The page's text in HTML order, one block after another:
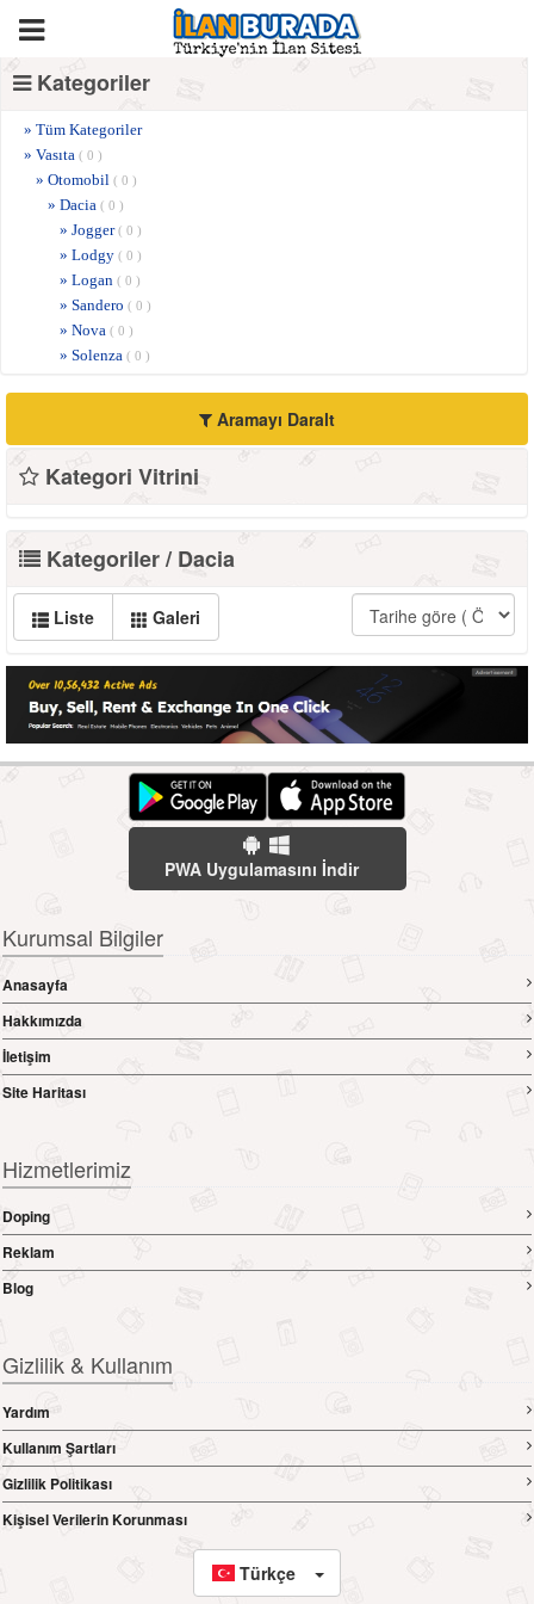
Kategoriler
» Tüm Kategoriler
» Vasıta ( 0 )
» Otomobil ( 0 )
» Dacia ( 0 )
» Jogger( 0 )
» Lodgy ( 0 )
» Logan ( 0 )
» Sandero ( 0 )
» Nova ( 0 )
» Solenza ( 0 )
Aramayı Daralt
Kategori Vitrini
Kategoriler / Dacia
Liste Galeri
PWA Uygulamasını İndir
Kurumsal Bilgiler
Anasayfa
Hakkımızda
İletişim
Site Haritası
Hizmetlerimiz
Doping
Reklam
Blog
Gizlilik & Kullanım
Yardım
Kullanım Şartları
Gizlilik Politikası
Kişisel Verilerin Korunması
Türkçe